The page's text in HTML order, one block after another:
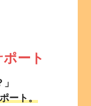
ート
ート。